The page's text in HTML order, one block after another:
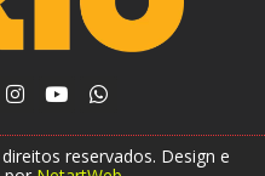
reservados. Design e